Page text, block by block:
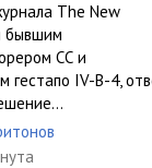
The New
бывшим
СС и
гестапо IV-B-4,